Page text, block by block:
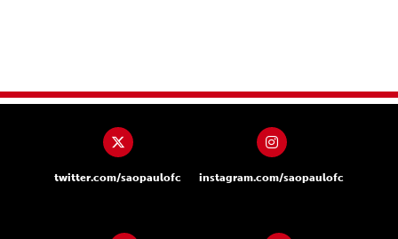
twitter.com/saopaulofc instagram.com/saopaulofc